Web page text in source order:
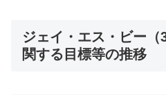
ジェイ・エス・ビー
関する目標等の推移